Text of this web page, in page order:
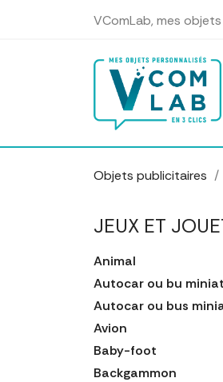
VComLab, mes
Objets publicitaires
JEUX ET
Animal
Autocar ou bu
Autocar ou bus
Avion
Baby-foot
Backgammon